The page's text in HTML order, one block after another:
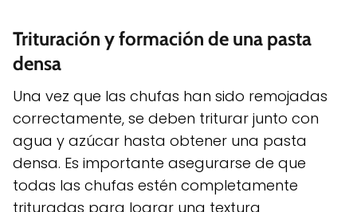
Trituración y formación de una pasta
densa
Una vez que las chufas han sido remojadas
correctamente, se deben triturar junto con
agua y azúcar hasta obtener una pasta
densa. Es importante asegurarse de que
todas las chufas estén completamente
trituradas para lograr una textura